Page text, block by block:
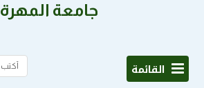
جامعة المهرة
القائمة